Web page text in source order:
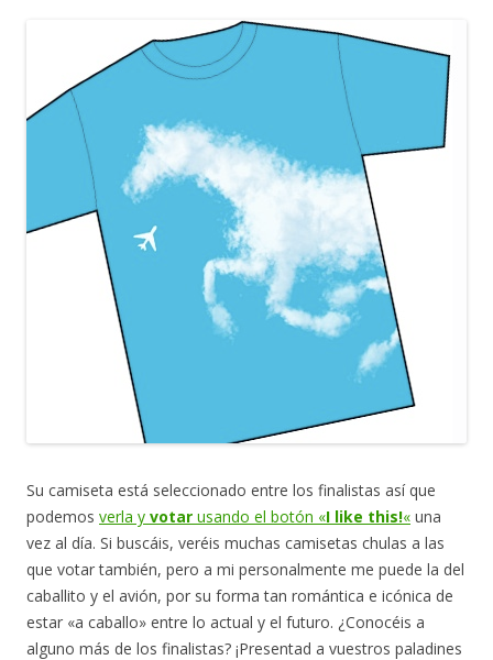
Su camiseta está seleccionado entre los finalistas así que
podemos verla y votar usando el botón «I like this!« una
vez al día. Si buscáis, veréis muchas camisetas chulas a las
que votar también, pero a mi personalmente me puede la del
caballito y el avión, por su forma tan romántica e icónica de
estar «a caballo» entre lo actual y el futuro. ¿Conocéis a
alguno más de los finalistas? ¡Presentad a vuestros paladines